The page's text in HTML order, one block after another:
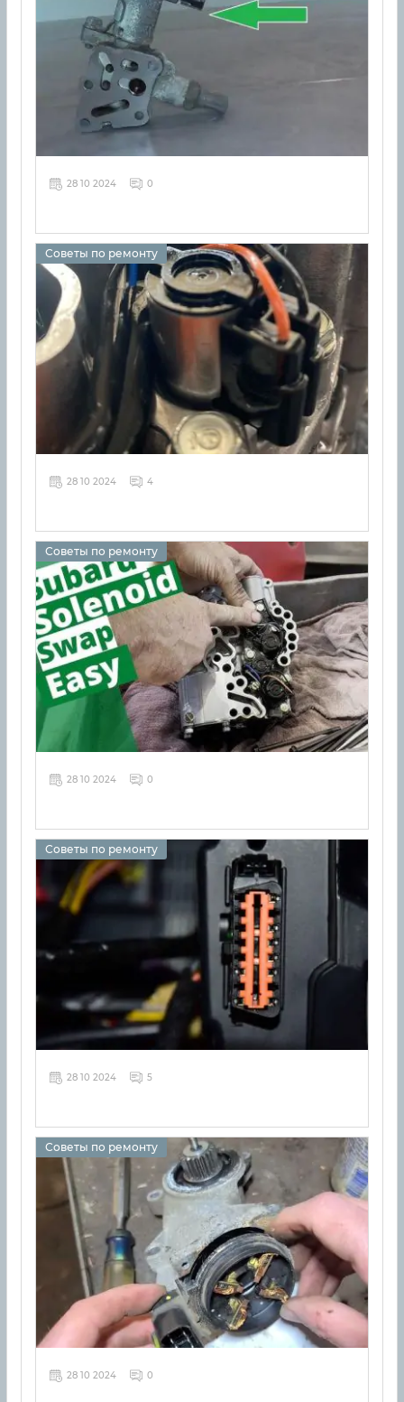
28 10 2024 0
Советы по ремонту
28 10 2024 4
Советы по ремонту
28 10 2024 0
Советы по ремонту
28 10 2024 5
Советы по ремонту
28 10 2024 0